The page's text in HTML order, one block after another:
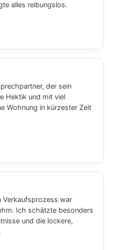
alles reibungslos.
der sein
Hektik und mit viel
Wohnung in kürzester Zeit
Verkaufsprozess war
Ich schätzte besonders
und die lockere,